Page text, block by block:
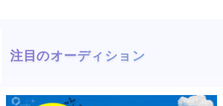
注目のオーディション